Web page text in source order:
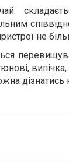
не
дізнатись